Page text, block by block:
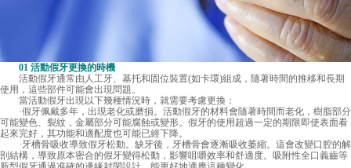
01 活動假牙更換的時機
活動假牙通常由人工牙、基托和固位裝置(如卡環)組成，隨著時間的推移和長期
使用，這些部件可能會出現問題。
當活動假牙出現以下幾種情況時，就需要考慮更換：
·假牙佩戴多年，出現老化或磨損。活動假牙的材料會隨著時間而老化，樹脂部分
可能變色、裂紋，金屬部分可能腐蝕或變形。假牙的使用超過一定的期限即使表面看
起來完好，其功能和適配度也可能已經下降。
·牙槽骨吸收導致假牙松動。缺牙後，牙槽骨會逐漸吸收萎縮。這會改變口腔的解
剖結構，導致原本密合的假牙變得松動，影響咀嚼效率和舒適度。吸附性全口義齒等